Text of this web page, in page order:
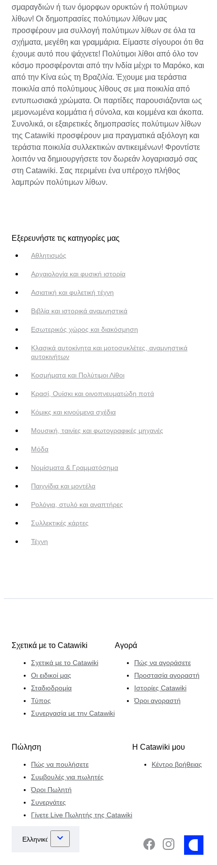
σμαραγδιών ή των όμορφων ορυκτών ή πολύτιμων
λίθων! Οι δημοπρασίες πολύτιμων λίθων μας
προσφέρουν μια συλλογή πολύτιμων λίθων σε όλα τα
σχήματα, μεγέθη και γραμμάρια. Είμαστε σίγουροι ότι θα
έχουμε αυτό που ψάχνετε! Πολύτιμοι λίθοι από όλο τον
κόσμο προσφέρονται από την Ινδία μέχρι το Μαρόκο, και
από την Κίνα εώς τη Βραζιλία. Έχουμε μια τεράστια
ποικιλία από πολύτιμους λίθους σε μια ποικιλία από
εντυπωσιακά χρώματα. Οι παρτίδες παρουσιάζονται ως
μεμονωμένα κομμάτια ή σύνολα, και κομμένα και άκοπα.
Συνολικά, οι εξαιρετικές δημοπρασίες πολύτιμων λίθων
της Catawiki προσφέρουν μια πραγματικά αξιόλογη και
τεράστια ποικιλία συλλεκτικών αντικειμένων! Φροντίστε
λοιπόν να δημιουργήσετε τον δωρεάν λογαριασμό σας
στη Catawiki. Σας περιμένει ένα υπέροχο πλήθος
λαμπρών πολύτιμων λίθων.
Εξερευνήστε τις κατηγορίες μας
Αθλητισμός
Αρχαιολογία και φυσική ιστορία
Ασιατική και φυλετική τέχνη
Βιβλία και ιστορικά αναμνηστικά
Εσωτερικός χώρος και διακόσμηση
Κλασικά αυτοκίνητα και μοτοσυκλέτες, αναμνηστικά
αυτοκινήτων
Κοσμήματα και Πολύτιμοι Λίθοι
Κρασί, Ουίσκι και οινοπνευματώδη ποτά
Κόμικς και κινούμενα σχέδια
Μουσική, ταινίες και φωτογραφικές μηχανές
Μόδα
Νομίσματα & Γραμματόσημα
Παιχνίδια και μοντέλα
Ρολόγια, στυλό και αναπτήρες
Συλλεκτικές κάρτες
Τέχνη
Σχετικά με το Catawiki
Σχετικά με το Catawiki
Οι ειδικοί μας
Σταδιοδρομία
Τύπος
Συνεργασία με την Catawiki
Αγορά
Πώς να αγοράσετε
Προστασία αγοραστή
Ιστορίες Catawiki
Όροι αγοραστή
Πώληση
Πώς να πουλήσετε
Συμβουλές για πωλητές
Όροι Πωλητή
Συνεργάτες
Γίνετε Live Πωλητής της Catawiki
Η Catawiki μου
Κέντρο βοήθειας